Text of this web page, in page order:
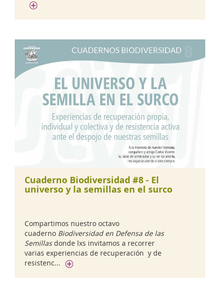
Cuaderno Biodiversidad #8 - El
universo y la semillas en el surco
Compartimos nuestro octavo
cuaderno Biodiversidad en Defensa de las
Semillasdonde lxs invitamos a recorrer
varias experiencias de recuperación y de
resistenc...